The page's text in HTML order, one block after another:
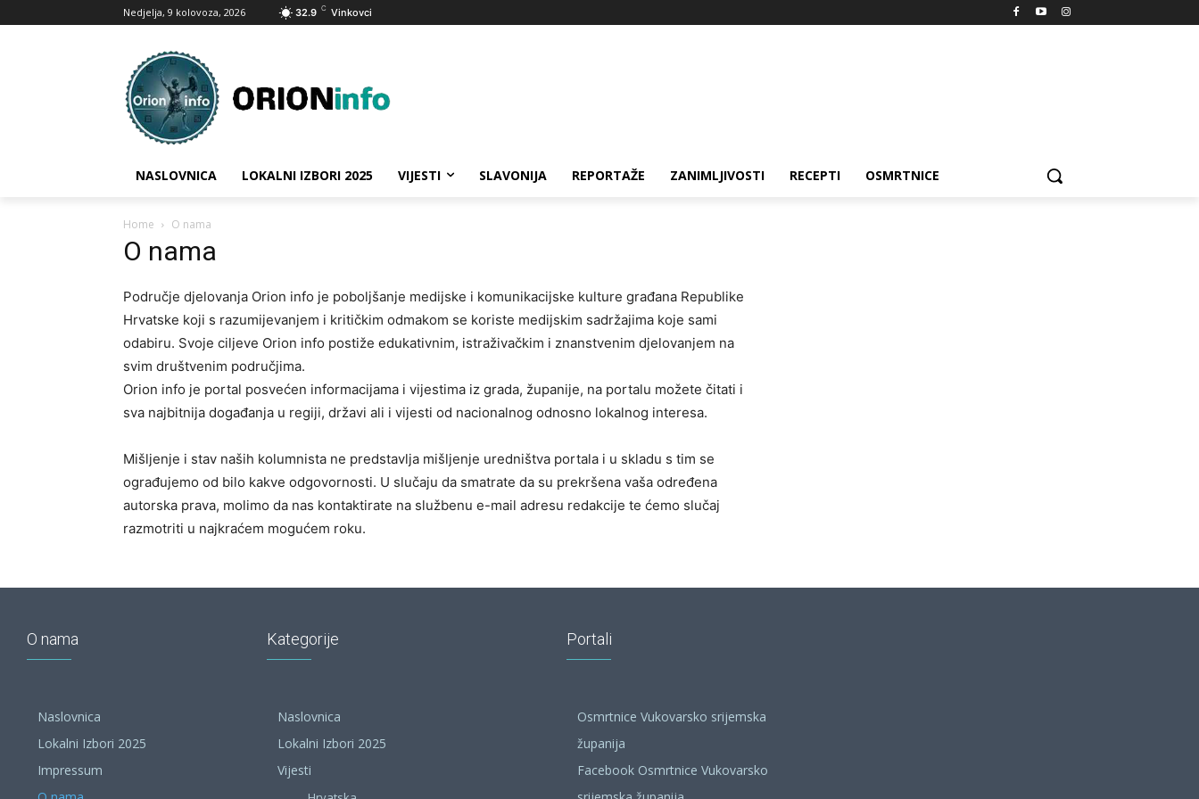
Nedjelja, 9 kolovoza, 2026 32.9 C Vinkovci
NASLOVNICA LOKALNI IZBORI 2025 VIJESTI SLAVONIJA REPORTAŽE ZANIMLJIVOSTI RECEPTI OSMRTNICE
Home O nama
O nama
Područje djelovanja Orion info je poboljšanje medijske i komunikacijske kulture građana Republike
Hrvatske koji s razumijevanjem i kritičkim odmakom se koriste medijskim sadržajima koje sami
odabiru. Svoje ciljeve Orion info postiže edukativnim, istraživačkim i znanstvenim djelovanjem na
svim društvenim područjima.
Orion info je portal posvećen informacijama i vijestima iz grada, županije, na portalu možete čitati i
sva najbitnija događanja u regiji, državi ali i vijesti od nacionalnog odnosno lokalnog interesa.
Mišljenje i stav naših kolumnista ne predstavlja mišljenje uredništva portala i u skladu s tim se
ograđujemo od bilo kakve odgovornosti. U slučaju da smatrate da su prekršena vaša određena
autorska prava, molimo da nas kontaktirate na službenu e-mail adresu redakcije te ćemo slučaj
razmotriti u najkraćem mogućem roku.
O nama
Naslovnica
Lokalni Izbori 2025
Impressum
Kategorije
Naslovnica
Lokalni Izbori 2025
Vijesti
Portali
Osmrtnice Vukovarsko srijemska
županija
Facebook Osmrtnice Vukovarsko